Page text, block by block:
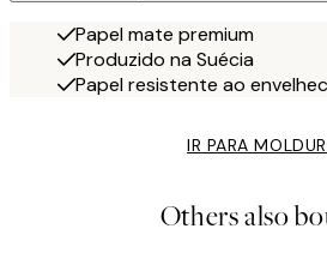
Papel mate premium
Produzido na Suécia
Papel resistente ao
IR PARA
Others also